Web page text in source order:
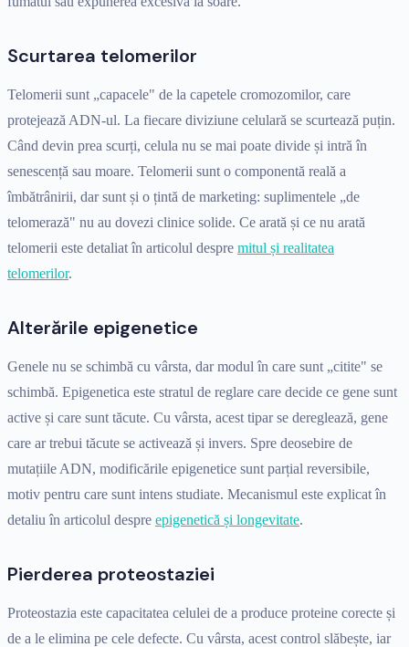
Scurtarea telomerilor
Telomerii sunt „capacele" de la capetele cromozomilor, care
protejează ADN-ul. La fiecare diviziune celulară se scurtează puțin.
Când devin prea scurți, celula nu se mai poate divide și intră în
senescență sau moare. Telomerii sunt o componentă reală a
îmbătrânirii, dar sunt și o țintă de marketing: suplimentele „de
telomerază" nu au dovezi clinice solide. Ce arată și ce nu arată
telomerii este detaliat în articolul despre mitul și realitatea
telomerilor.
Alterările epigenetice
Genele nu se schimbă cu vârsta, dar modul în care sunt „citite" se
schimbă. Epigenetica este stratul de reglare care decide ce gene sunt
active și care sunt tăcute. Cu vârsta, acest tipar se dereglează, gene
care ar trebui tăcute se activează și invers. Spre deosebire de
mutațiile ADN, modificările epigenetice sunt parțial reversibile,
motiv pentru care sunt intens studiate. Mecanismul este explicat în
detaliu în articolul despre epigenetică și longevitate.
Pierderea proteostaziei
Proteostazia este capacitatea celulei de a produce proteine corecte și
de a le elimina pe cele defecte. Cu vârsta, acest control slăbește, iar